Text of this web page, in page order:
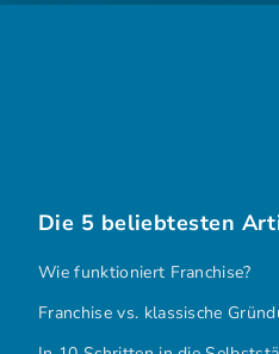
Die 5 beliebtesten
Wie funktioniert Franchise?
Franchise vs. klassische